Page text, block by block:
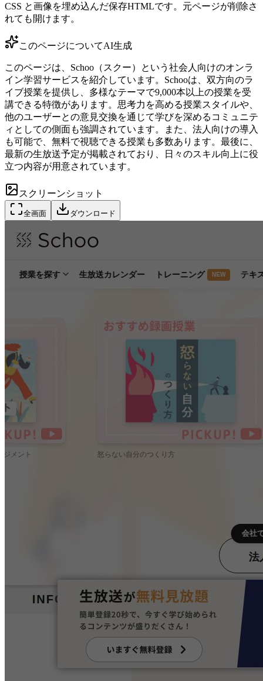
CSS と画像を埋め込んだ保存HTMLです。元ページが削除さ
れても開けます。
このページについてAI生成
このページは、Schoo（スクー）という社会人向けのオンラ
イン学習サービスを紹介しています。Schooは、双方向のラ
イブ授業を提供し、多様なテーマで9,000本以上の授業を受
講できる特徴があります。思考力を高める授業スタイルや、
他のユーザーとの意見交換を通じて学びを深めるコミュニテ
ィとしての側面も強調されています。また、法人向けの導入
も可能で、無料で視聴できる授業も多数あります。最後に、
最新の生放送予定が掲載されており、日々のスキル向上に役
立つ内容が用意されています。
スクリーンショット
全画面 ダウンロード